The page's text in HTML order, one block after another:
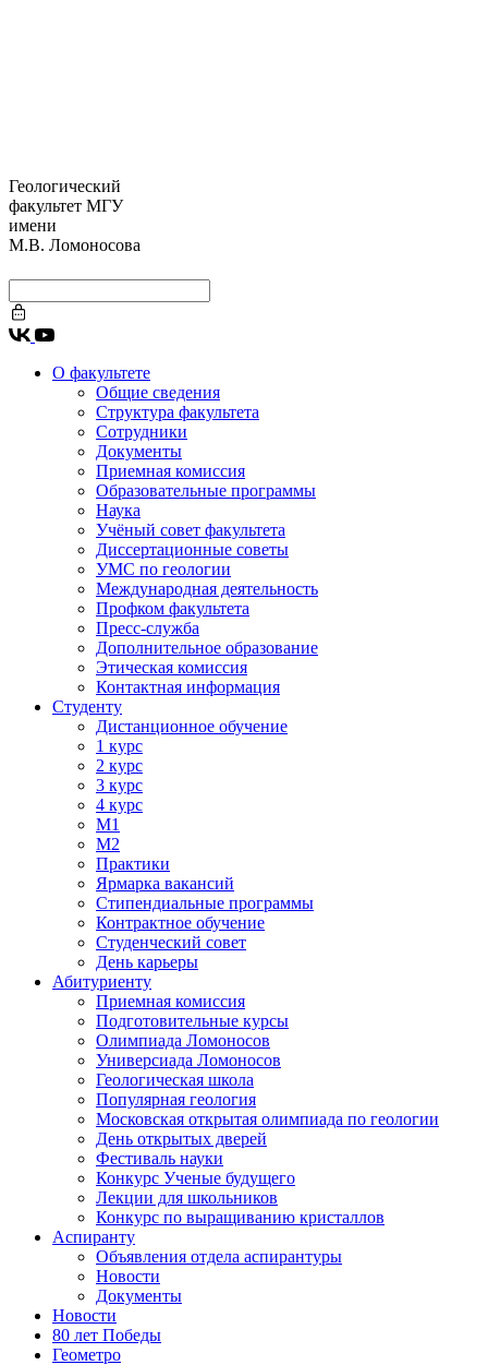
Геологический
факультет МГУ
имени
М.В. Ломоносова
О факультете
Общие сведения
Структура факультета
Сотрудники
Документы
Приемная комиссия
Образовательные программы
Наука
Учёный совет факультета
Диссертационные советы
УМС по геологии
Международная деятельность
Профком факультета
Пресс-служба
Дополнительное образование
Этическая комиссия
Контактная информация
Студенту
Дистанционное обучение
1 курс
2 курс
3 курс
4 курс
М1
М2
Практики
Ярмарка вакансий
Стипендиальные программы
Контрактное обучение
Студенческий совет
День карьеры
Абитуриенту
Приемная комиссия
Подготовительные курсы
Олимпиада Ломоносов
Универсиада Ломоносов
Геологическая школа
Популярная геология
Московская открытая олимпиада по геологии
День открытых дверей
Фестиваль науки
Конкурс Ученые будущего
Лекции для школьников
Конкурс по выращиванию кристаллов
Аспиранту
Объявления отдела аспирантуры
Новости
Документы
Новости
80 лет Победы
Геометро